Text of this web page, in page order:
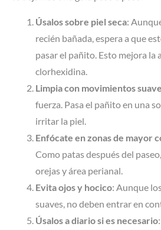
Úsalos sobre piel seca:
recién bañada, espera a que
pasar el pañito. Esto mejora la
clorhexidina.
Limpia con movimientos
fuerza. Pasa el pañito en una
irritar la piel.
Enfócate en zonas de mayor
Como patas después del
orejas y área perianal.
Evita ojos y hocico: Aunque
suaves, no deben entrar en
Úsalos a diario si es necesario